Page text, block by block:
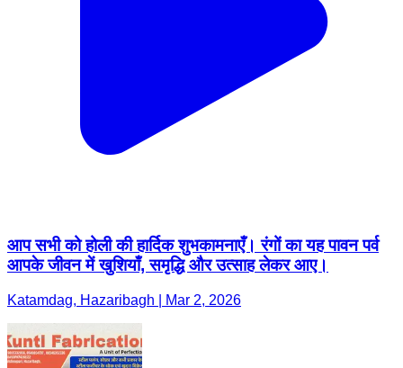
आप सभी को होली की हार्दिक शुभकामनाएँ। रंगों का यह पावन पर्व
आपके जीवन में खुशियाँ, समृद्धि और उत्साह लेकर आए।
Katamdag, Hazaribagh | Mar 2, 2026